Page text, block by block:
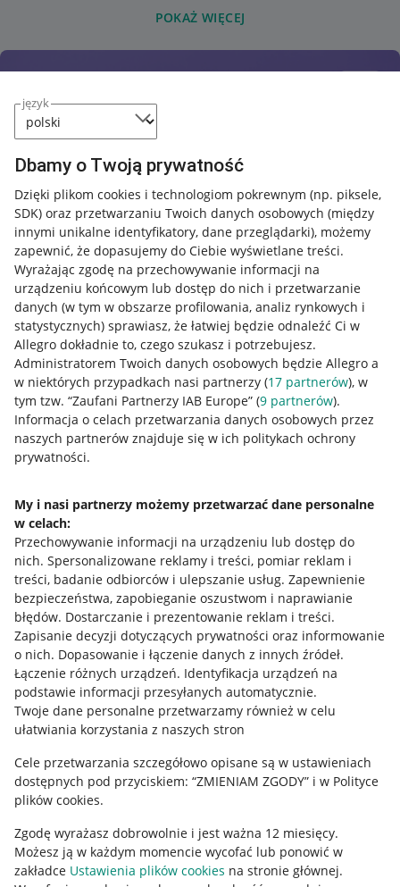
język
Dbamy o Twoją prywatność
Dzięki plikom cookies i technologiom pokrewnym (np. piksele,
SDK) oraz przetwarzaniu Twoich danych osobowych (między
innymi unikalne identyfikatory, dane przeglądarki), możemy
zapewnić, że dopasujemy do Ciebie wyświetlane treści.
Wyrażając zgodę na przechowywanie informacji na
urządzeniu końcowym lub dostęp do nich i przetwarzanie
danych (w tym w obszarze profilowania, analiz rynkowych i
statystycznych) sprawiasz, że łatwiej będzie odnaleźć Ci w
Allegro dokładnie to, czego szukasz i potrzebujesz.
Administratorem Twoich danych osobowych będzie Allegro a
w niektórych przypadkach nasi partnerzy (17 partnerów), w
tym tzw. “Zaufani Partnerzy IAB Europe” (9 partnerów).
Informacja o celach przetwarzania danych osobowych przez
naszych partnerów znajduje się w ich politykach ochrony
prywatności.
My i nasi partnerzy możemy przetwarzać dane personalne
w celach:
Przechowywanie informacji na urządzeniu lub dostęp do
nich. Spersonalizowane reklamy i treści, pomiar reklam i
treści, badanie odbiorców i ulepszanie usług. Zapewnienie
bezpieczeństwa, zapobieganie oszustwom i naprawianie
błędów. Dostarczanie i prezentowanie reklam i treści.
Zapisanie decyzji dotyczących prywatności oraz informowanie
o nich. Dopasowanie i łączenie danych z innych źródeł.
Łączenie różnych urządzeń. Identyfikacja urządzeń na
podstawie informacji przesyłanych automatycznie.
Twoje dane personalne przetwarzamy również w celu
ułatwiania korzystania z naszych stron
Cele przetwarzania szczegółowo opisane są w ustawieniach
dostępnych pod przyciskiem: “ZMIENIAM ZGODY” i w Polityce
plików cookies.
Zgodę wyrażasz dobrowolnie i jest ważna 12 miesięcy.
Możesz ją w każdym momencie wycofać lub ponowić w
zakładce Ustawienia plików cookies na stronie głównej.
POKAŻ WIĘCEJ
Przydatne informacje
Jak to działa
Allegro Gadane dla sprzedających
Allegro Gadane dla kupujących
Mapa miejscowości
Informacje prawne
Regulamin
Polityka plików "cookies"
Ustawienia plików "cookies"
Udostępnianie lokalizacji
Informacje dla Aktu o Usługach Cyfrowych
Pobierz aplikację